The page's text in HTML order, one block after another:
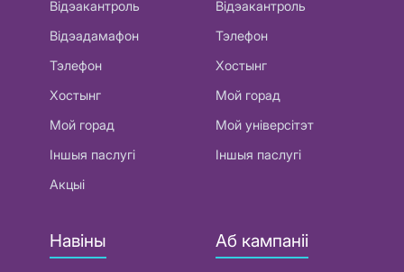
Відэакантроль
Відэадамафон
Тэлефон
Хостынг
Мой горад
Іншыя паслугі
Акцыі
Відэакантроль
Тэлефон
Хостынг
Мой горад
Мой універсітэт
Іншыя паслугі
Навіны Аб кампаніі